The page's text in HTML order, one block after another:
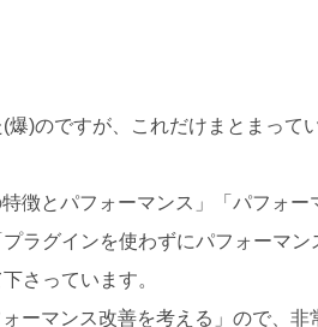
)のですが、これだけまとまって
徴とパフォーマンス」「パフォー
ラグインを使わずにパフォーマ
さっています。
ーマンス改善を考える」ので、非